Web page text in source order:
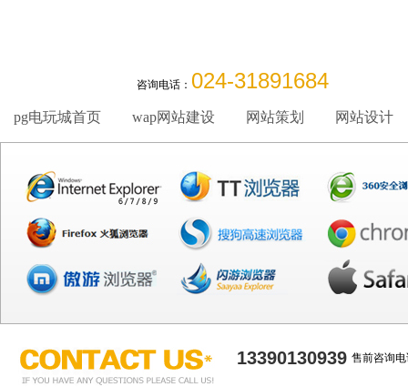
咨询电话： 024-31891684
pg电玩城首页 wap网站建设 网站策划 网站设计
13390130939 售前咨询